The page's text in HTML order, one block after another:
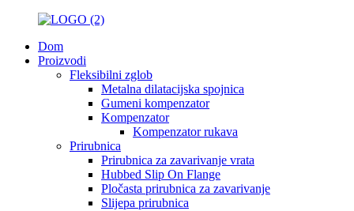
Dom
Proizvodi
Fleksibilni zglob
Metalna dilatacijska spojnica
Gumeni kompenzator
Kompenzator
Kompenzator rukava
Prirubnica
Prirubnica za zavarivanje vrata
Hubbed Slip On Flange
Pločasta prirubnica za zavarivanje
Slijepa prirubnica